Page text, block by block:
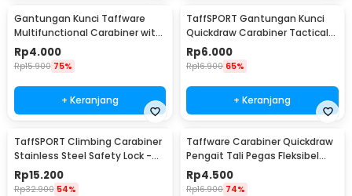
Gantungan Kunci Taffware
Multifunctional Carabiner with
Key Chain - SN31
Rp4.000
Rp15.900 75%
+ Keranjang
TaffSPORT Gantungan Kunci
Quickdraw Carabiner Tactical
Nylon Belt - SN74
Rp6.000
Rp16.900 65%
+ Keranjang
TaffSPORT Climbing Carabiner
Stainless Steel Safety Lock -
CE40
Rp15.200
Rp32.900 54%
Taffware Carabiner Quickdraw
Pengait Tali Pegas Fleksibel
Outdoor EDC - SN44
Rp4.500
Rp16.900 74%